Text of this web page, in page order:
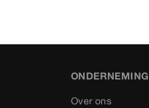
ONDERNEMING
Over ons